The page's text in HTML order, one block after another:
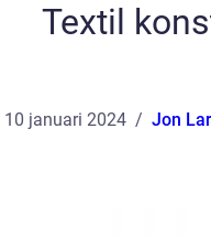
Textil
10 januari 2024 Jon